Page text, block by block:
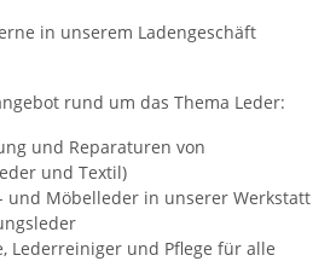
in unserem Ladengeschäft
rund um das Thema Leder:
und Reparaturen von
und Textil)
und Möbelleder in unserer Werkstatt
Lederreiniger und Pflege für alle